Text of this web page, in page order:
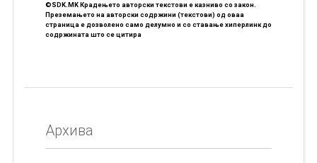
©SDK.MK Крадењето авторски текстови е казниво со закон.
Преземањето на авторски содржини (текстови) од оваа
страница е дозволено само делумно и со ставање хиперлинк до
содржината што се цитира
Архива